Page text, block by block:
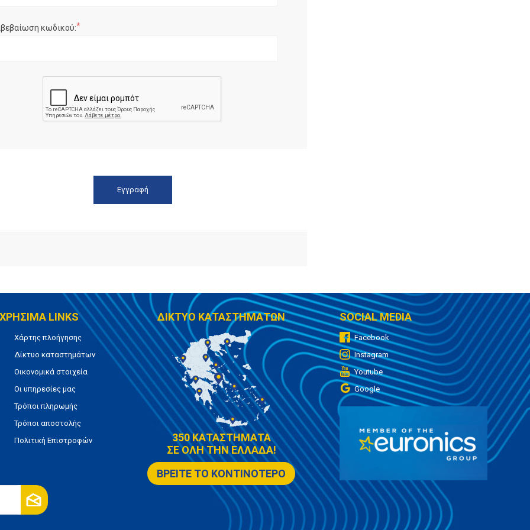
κωδικού:*
ΧΡΗΣΙΜΑ LINKS
Χάρτης πλοήγησης
Δίκτυο καταστημάτων
Οικονομικά στοιχεία
Οι υπηρεσίες μας
Τρόποι πληρωμής
Τρόποι αποστολής
Πολιτική Επιστροφών
ΔΙΚΤΥΟ ΚΑΤΑΣΤΗΜΑΤΩΝ
350 ΚΑΤΑΣΤΗΜΑΤΑ
ΣΕ ΟΛΗ ΤΗΝ ΕΛΛΑΔΑ!
ΒΡΕΙΤΕ ΤΟ ΚΟΝΤΙΝΟΤΕΡΟ
SOCIAL MEDIA
Facebook
Instagram
Youtube
Google